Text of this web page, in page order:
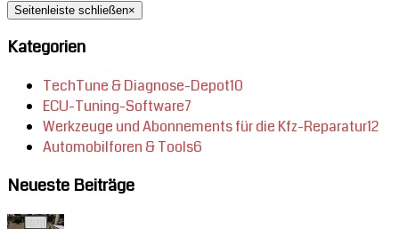
Seitenleiste schließen×
Kategorien
TechTune & Diagnose-Depot10
ECU-Tuning-Software7
Werkzeuge und Abonnements für die Kfz-Reparatur12
Automobilforen & Tools6
Neueste Beiträge